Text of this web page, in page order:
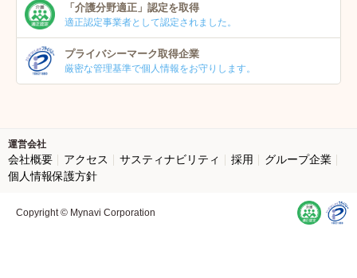
「介護分野適正」 認定を取得
適正認定事業者として認定されました。
プライバシーマーク取得企業
厳密な管理基準で個人情報をお守りします。
運営会社
会社概要 アクセス サスティナビリティ 採用
グループ企業
個人情報保護方針
Copyright © Mynavi Corporation